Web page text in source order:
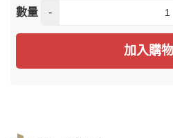
數量 -
加入購